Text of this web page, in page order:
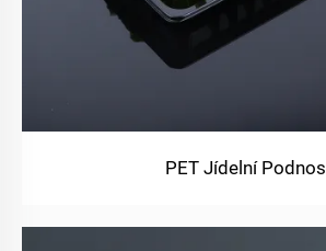
PET Jídelní Podnos